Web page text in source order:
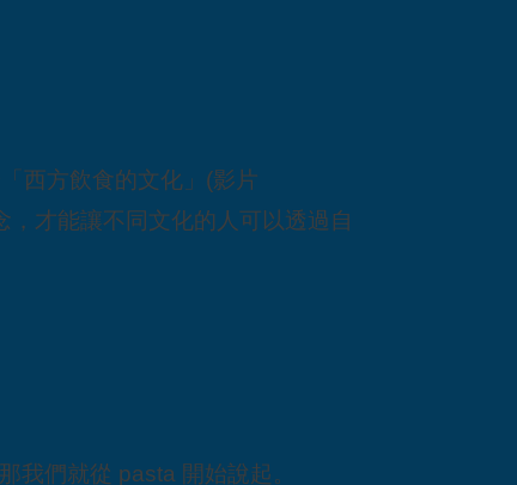
西方飲食的文化」(影片
才能讓不同文化的人可以透過自
我們就從 pasta 開始說起。